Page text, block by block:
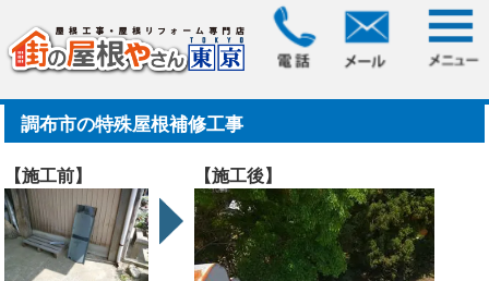
> 調布市の特殊屋根補修工事
調布市の特殊屋根補修工事
【施工前】 【施工後】